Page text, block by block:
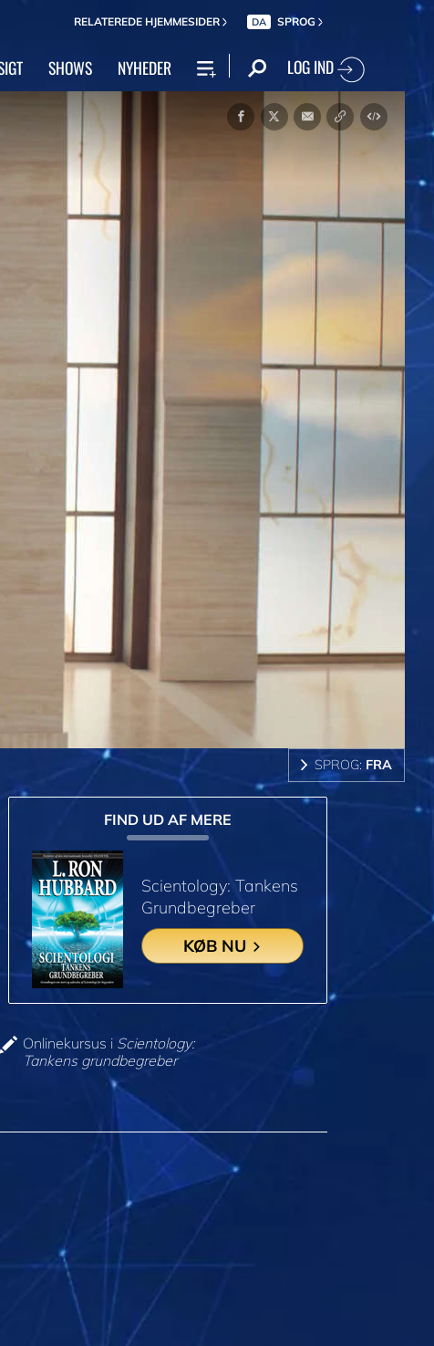
RELATEREDE HJEMMESIDER DA SPROG
SHOWS NYHEDER LOG IND
SPROG: FRA
FIND UD AF MERE
Scientology: Tankens
Grundbegreber
KØB NU
Onlinekursus i Scientology:
Tankens grundbegreber